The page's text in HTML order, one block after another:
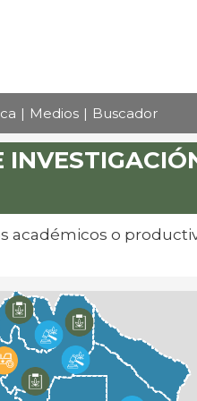
Medios Buscador
o